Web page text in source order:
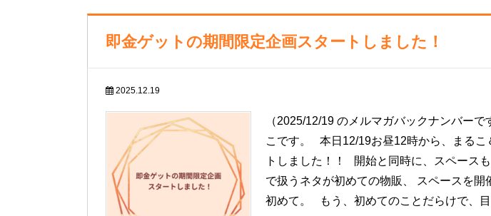
即金ゲットの期間限定企画スタートしました！
2025.12.19
（2025/12/19 のメルマガバックナンバー
こです。 本日12/19お昼12時から、まるこ
トしました！！ 開始と同時に、スペー
で扱うネタが初めての物販、 スペースを開
初めて。 もう、初めてのことだらけで、